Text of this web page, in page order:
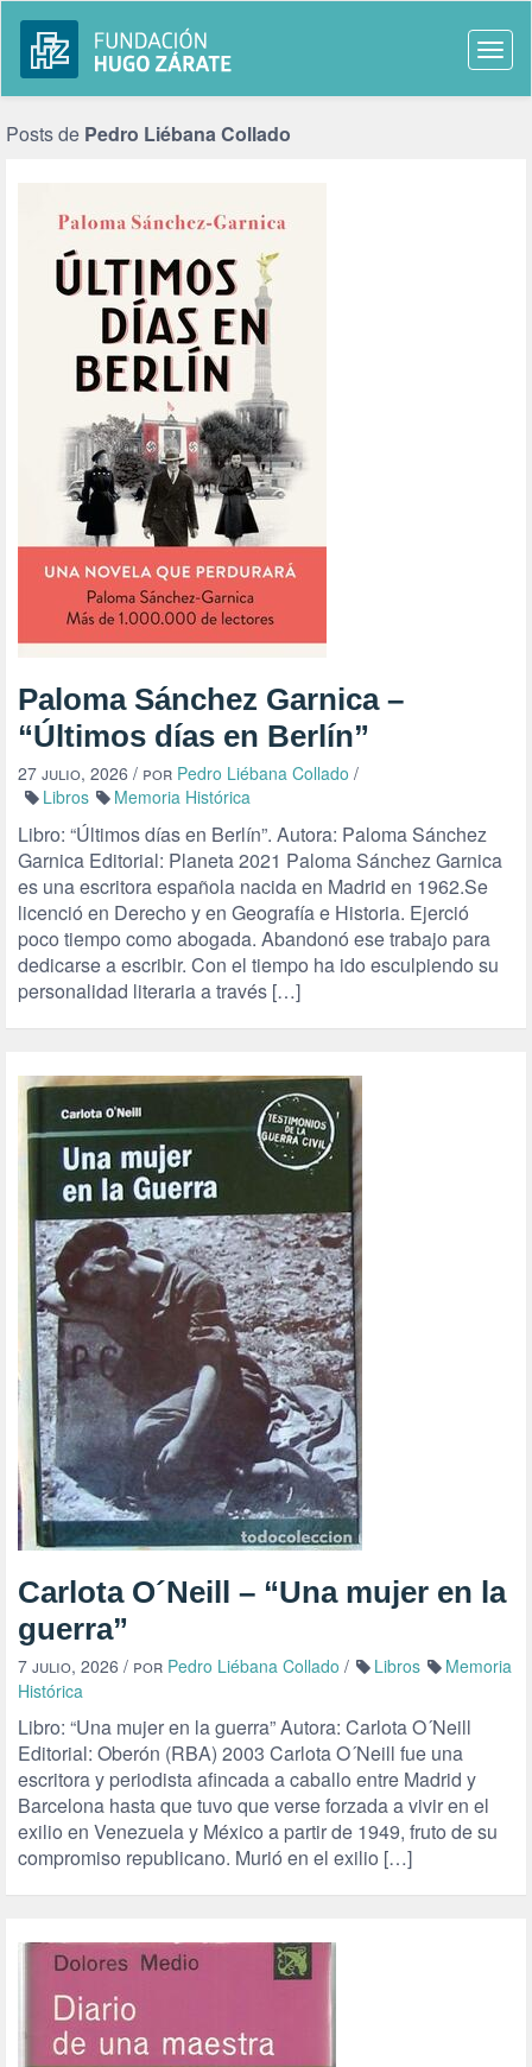
Posts de Pedro Liébana Collado
Paloma Sánchez Garnica –
“Últimos días en Berlín”
27 julio, 2026 / por Pedro Liébana Collado /
Libros
Memoria Histórica
Libro: “Últimos días en Berlín”. Autora: Paloma Sánchez
Garnica Editorial: Planeta 2021 Paloma Sánchez Garnica
es una escritora española nacida en Madrid en 1962.Se
licenció en Derecho y en Geografía e Historia. Ejerció
poco tiempo como abogada. Abandonó ese trabajo para
dedicarse a escribir. Con el tiempo ha ido esculpiendo su
personalidad literaria a través […]
Carlota O´Neill – “Una mujer en la
guerra”
7 julio, 2026 / por Pedro Liébana Collado / Libros
Memoria
Histórica
Libro: “Una mujer en la guerra” Autora: Carlota O´Neill
Editorial: Oberón (RBA) 2003 Carlota O´Neill fue una
escritora y periodista afincada a caballo entre Madrid y
Barcelona hasta que tuvo que verse forzada a vivir en el
exilio en Venezuela y México a partir de 1949, fruto de su
compromiso republicano. Murió en el exilio […]